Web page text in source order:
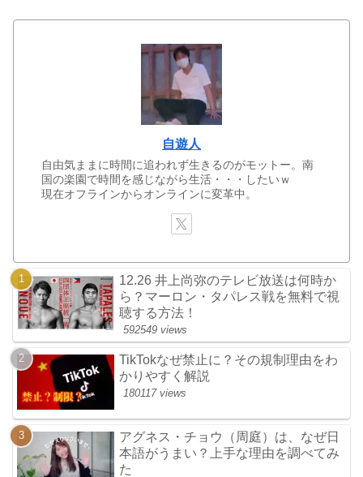
自遊人
自由気ままに時間に追われず生きるのがモットー。南
国の楽園で時間を感じながら生活・・・したいｗ
現在オフラインからオンラインに変革中。
12.26 井上尚弥のテレビ放送は何時か
ら？マーロン・タパレス戦を無料で視
聴する方法！
592549 views
TikTokなぜ禁止に？その規制理由をわ
かりやすく解説
180117 views
アグネス・チョウ（周庭）は、なぜ日
本語がうまい？上手な理由を調べてみ
た